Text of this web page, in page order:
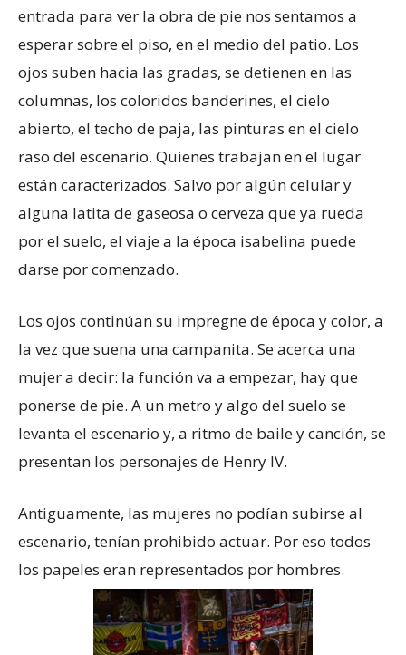
entrada para ver la obra de pie nos sentamos a
esperar sobre el piso, en el medio del patio. Los
ojos suben hacia las gradas, se detienen en las
columnas, los coloridos banderines, el cielo
abierto, el techo de paja, las pinturas en el cielo
raso del escenario. Quienes trabajan en el lugar
están caracterizados. Salvo por algún celular y
alguna latita de gaseosa o cerveza que ya rueda
por el suelo, el viaje a la época isabelina puede
darse por comenzado.
Los ojos continúan su impregne de época y color, a
la vez que suena una campanita. Se acerca una
mujer a decir: la función va a empezar, hay que
ponerse de pie. A un metro y algo del suelo se
levanta el escenario y, a ritmo de baile y canción, se
presentan los personajes de Henry IV.
Antiguamente, las mujeres no podían subirse al
escenario, tenían prohibido actuar. Por eso todos
los papeles eran representados por hombres.